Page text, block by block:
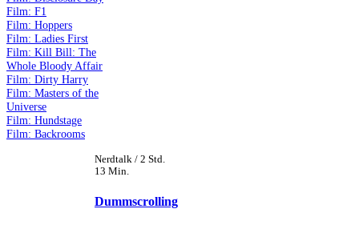
Film: F1
Film: Hoppers
Film: Ladies First
Film: Kill Bill: The
Whole Bloody Affair
Film: Dirty Harry
Film: Masters of the
Universe
Film: Hundstage
Film: Backrooms
Nerdtalk / 2 Std.
13 Min.
Dummscrolling